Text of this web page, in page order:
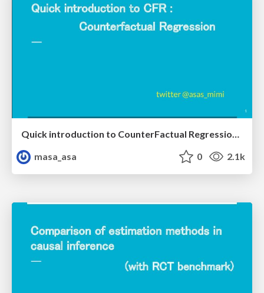
Quick introduction to CounterFactual Regression (CFR)
masa_asa
0 2.1k